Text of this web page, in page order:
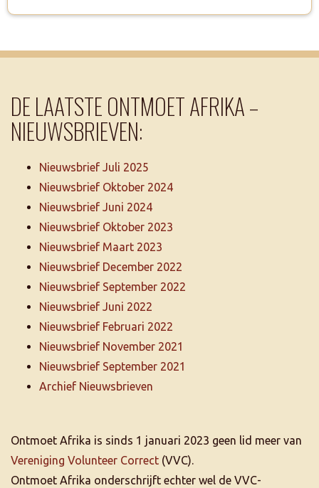
DE LAATSTE ONTMOET AFRIKA –
NIEUWSBRIEVEN:
Nieuwsbrief Juli 2025
Nieuwsbrief Oktober 2024
Nieuwsbrief Juni 2024
Nieuwsbrief Oktober 2023
Nieuwsbrief Maart 2023
Nieuwsbrief December 2022
Nieuwsbrief September 2022
Nieuwsbrief Juni 2022
Nieuwsbrief Februari 2022
Nieuwsbrief November 2021
Nieuwsbrief September 2021
Archief Nieuwsbrieven
Ontmoet Afrika is sinds 1 januari 2023 geen lid meer van
Vereniging Volunteer Correct (VVC).
Ontmoet Afrika onderschrijft echter wel de VVC-